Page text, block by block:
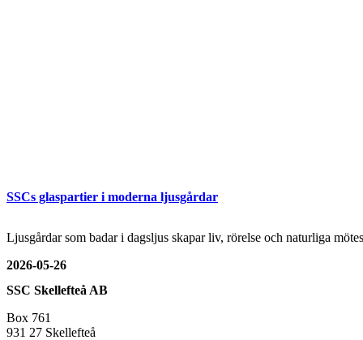
SSCs glaspartier i moderna ljusgårdar
Ljusgårdar som badar i dagsljus skapar liv, rörelse och naturliga
2026-05-26
SSC Skellefteå AB
Box 761
931 27 Skellefteå